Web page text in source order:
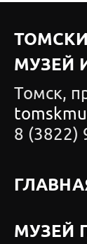
МУЗЕЙ
Томск,
8 (3822)
МУЗЕЙ